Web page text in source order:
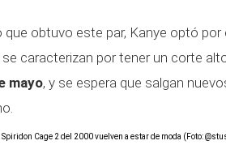
que obtuvo este par, Kanye optó por
caracterizan por tener un corte
mayo, y se espera que salgan